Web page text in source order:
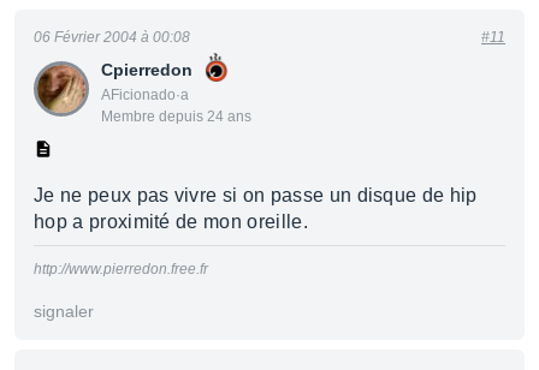
Cpierredon
AFicionado·a
Membre depuis 24 ans
06 Février 2004 à 00:08 #11
Je ne peux pas vivre si on passe un disque de hip
hop a proximité de mon oreille.
http://www.pierredon.free.fr
signaler